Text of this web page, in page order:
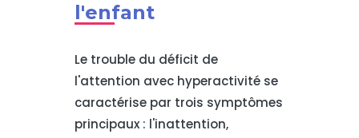
l'enfant
Le trouble du déficit de
l'attention avec hyperactivité se
caractérise par trois symptômes
principaux : l'inattention,